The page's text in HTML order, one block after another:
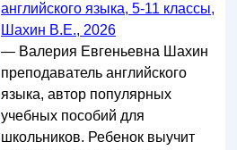
английского языка, 5-11 классы,
Шахин В.Е., 2026
— Валерия Евгеньевна Шахин
преподаватель английского
языка, автор популярных
учебных пособий для
школьников. Ребенок выучит